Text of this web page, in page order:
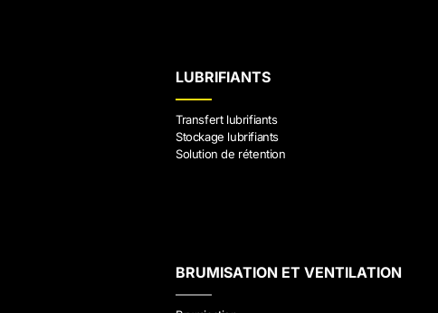
LUBRIFIANTS
Transfert lubrifiants
Stockage lubrifiants
Solution de rétention
BRUMISATION ET VENTILATION